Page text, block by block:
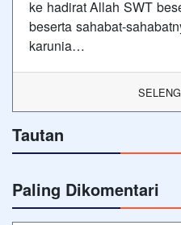
ke hadirat Allah SWT
beserta sahabat-
karunia…
Tautan
Paling Dikomentari